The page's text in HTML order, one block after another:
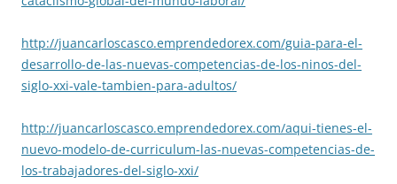
http://juancarloscasco.emprendedorex.com/guia-para-el-
desarrollo-de-las-nuevas-competencias-de-los-ninos-del-
siglo-xxi-vale-tambien-para-adultos/
http://juancarloscasco.emprendedorex.com/aqui-tienes-el-
nuevo-modelo-de-curriculum-las-nuevas-competencias-de-
los-trabajadores-del-siglo-xxi/